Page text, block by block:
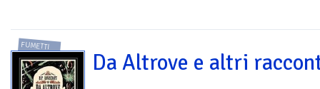
FUMETTI
Da Altrove e altri